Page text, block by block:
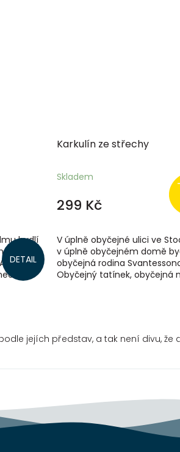
DETAIL
bydlí
–
za
Karkulín ze střechy
Skladem
299 Kč
V úplně obyčejné ulici ve
v úplně obyčejném domě
obyčejná rodina
Obyčejný tatínek, obyčejná
jejích představ, a tak není divu,